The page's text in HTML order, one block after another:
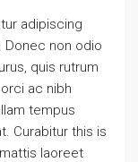
adipiscing
Donec non odio
quis rutrum
ac nibh
tempus
Curabitur this is
laoreet